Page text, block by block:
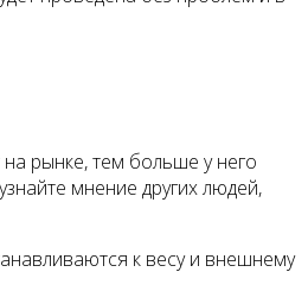
рынке, тем больше у него
мнение других людей,
к весу и внешнему